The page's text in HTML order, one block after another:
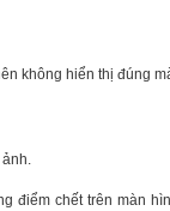
không hiển thị đúng
điểm chết trên màn